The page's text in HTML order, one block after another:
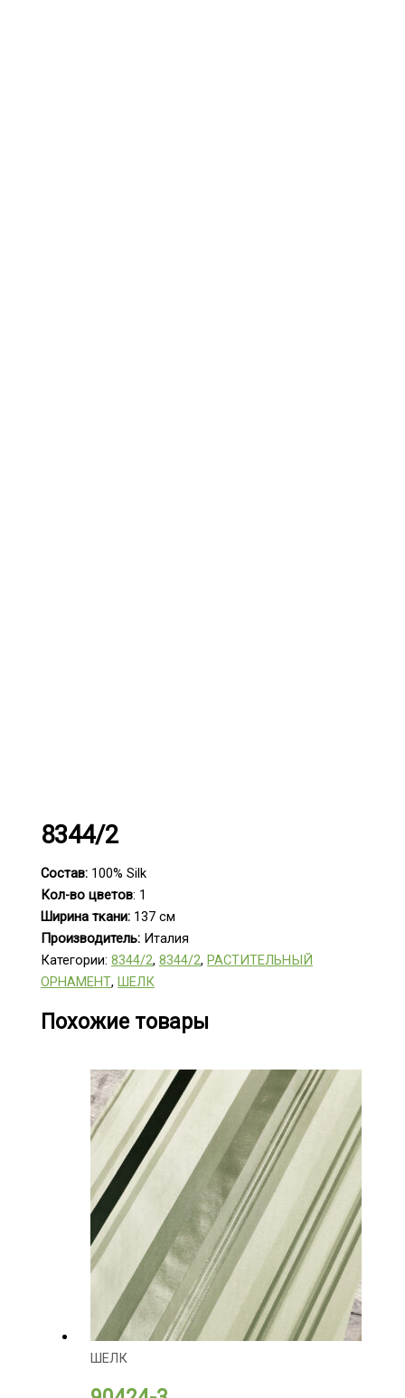
8344/2
Состав: 100% Silk
Кол-во цветов: 1
Ширина ткани: 137 см
Производитель: Италия
Категории:8344/2,8344/2, РАСТИТЕЛЬНЫЙ
ОРНАМЕНТ, ШЕЛК
Похожие товары
ШЕЛК